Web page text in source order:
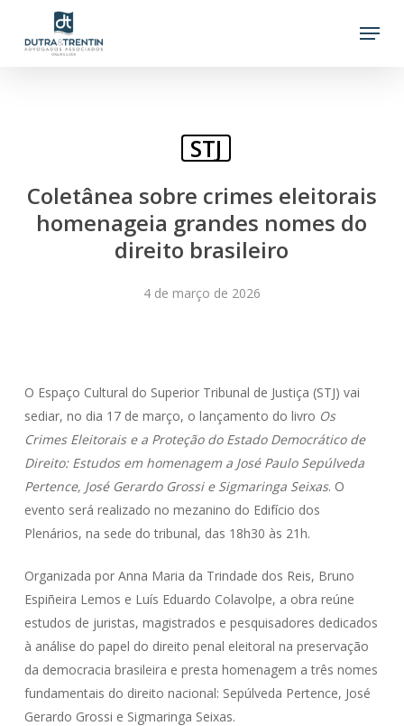
Menu
STJ
Coletânea sobre crimes eleitorais
homenageia grandes nomes do
direito brasileiro
4 de março de 2026
O Espaço Cultural do Superior Tribunal de Justiça (STJ) vai
sediar, no dia 17 de março, o lançamento do livro Os
Crimes Eleitorais e a Proteção do Estado Democrático de
Direito: Estudos em homenagem a José Paulo Sepúlveda
Pertence, José Gerardo Grossi e Sigmaringa Seixas. O
evento será realizado no mezanino do Edifício dos
Plenários, na sede do tribunal, das 18h30 às 21h.
Organizada por Anna Maria da Trindade dos Reis, Bruno
Espiñeira Lemos e Luís Eduardo Colavolpe, a obra reúne
estudos de juristas, magistrados e pesquisadores dedicados
à análise do papel do direito penal eleitoral na preservação
da democracia brasileira e presta homenagem a três nomes
fundamentais do direito nacional: Sepúlveda Pertence, José
Gerardo Grossi e Sigmaringa Seixas.